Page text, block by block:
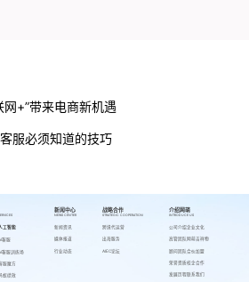
网+”带来电商新机遇
服必须知道的技巧
人工智能
客服
客服训练场
服魔方
蚁绩效
新闻中心
NEWS CENTER
新闻资讯
媒体报道
行业动态
战略合作
STRATEGIC COOPERATION
跨境代运营
出海服务
AIEC论坛
介绍网萌
INTRODUCE US
公司介绍
高管团队
顾问团队
荣誉资质
发展历程
企业文化
网萌吉祥物
合伙加盟
校企合作
联系我们